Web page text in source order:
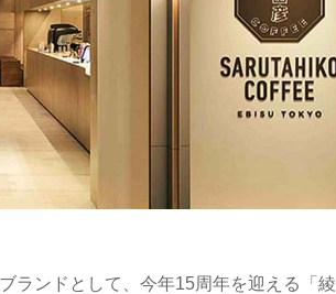
ランドとして、今年15周年を迎える「綾